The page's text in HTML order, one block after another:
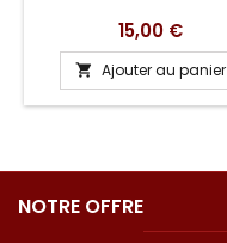
Prix
15,00 €
 Ajouter au panier
NOTRE OFFRE